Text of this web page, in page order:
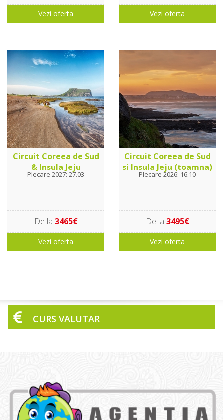
Vezi oferta Vezi oferta
Circuit Coreea de Sud
& Insula Jeju
Plecare 2027: 27.03
De la 3465€
Vezi oferta
Circuit Coreea de Sud
si Insula Jeju (toamna)
Plecare 2026: 16.10
De la 3495€
Vezi oferta
CURS VALUTAR